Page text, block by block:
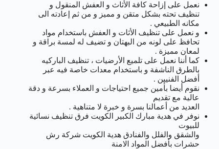
نعمل على إزاحة كافة الأثاث و العفش المنقول و
تنظيف تحته بشكل متقن و مميز و من ثم إعادته الى
مكانه الطبيعي .
و نعمل على تنظيف الأثات و العفش باستخدام مواد
تحافظ على لونه من البهتان و تضيف له لمسة براقة و
لمعان مميزة .
كما أننا نعمل على تلميع الأرضيات ، تنظيف الباركيه
بالطرق الناشفة و باستخدام معدات خاصة فيه عبر
أفضل الفنيين .
نقوم أيضا بأمين جميع احتياجات و العملاء بسرعة و دقة
عالية مع تقديم
العديد من أعمالنا بسرة و خبرة لا متناهية .
نوفر في هدية مبارك الكبير الكويت فرق تنظيف نسائية
للبيوت
والشقق والفلل والفنادق هدية الكويت شركة رش
حشرات بأفضل المواد الامنة